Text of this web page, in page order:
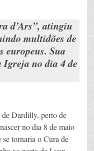
d’Ars”, atingiu
multidões de
europeus. Sua
Igreja no dia 4 de
Dardilly, perto de
no dia 8 de maio
tornaria o Cura de